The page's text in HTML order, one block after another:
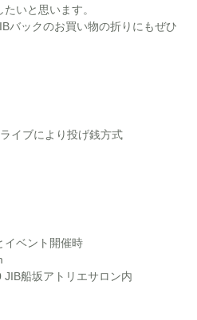
いと思います。
バックのお買い物の折りにもぜひ
イブにより投げ銭方式
イベント開催時
船坂アトリエサロン内